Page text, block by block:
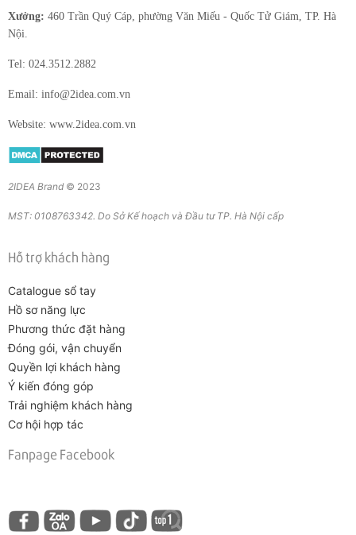
Xưởng: 460 Trần Quý Cáp, phường Văn Miếu - Quốc Tử Giám, TP. Hà
Nội.
Tel: 024.3512.2882
Email: info@2idea.com.vn
Website: www.2idea.com.vn
2IDEA Brand © 2023
MST: 0108763342. Do Sở Kế hoạch và Đầu tư TP. Hà Nội cấp
Hỗ trợ khách hàng
Catalogue sổ tay
Hồ sơ năng lực
Phương thức đặt hàng
Đóng gói, vận chuyển
Quyền lợi khách hàng
Ý kiến đóng góp
Trải nghiệm khách hàng
Cơ hội hợp tác
Fanpage Facebook